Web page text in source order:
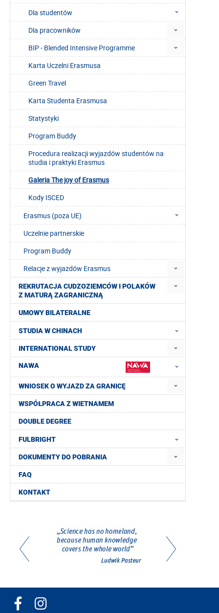
Dla studentów
Dla pracowników
BIP - Blended Intensive Programme
Karta Uczelni Erasmusa
Green Travel
Karta Studenta Erasmusa
Statystyki
Program Buddy
Procedura realizacji wyjazdów studentów na
studia i praktyki Erasmus
Galeria The joy of Erasmus
Kody ISCED
Erasmus (poza UE)
Uczelnie partnerskie
Program Buddy
Relacje z wyjazdów Erasmus
REKRUTACJA CUDZOZIEMCÓW I POLAKÓW
Z MATURĄ ZAGRANICZNĄ
UMOWY BILATERALNE
STUDIA W CHINACH
INTERNATIONAL STUDY
NAWA
WNIOSEK O WYJAZD ZA GRANICĘ
WSPÓŁPRACA Z WIETNAMEM
DOUBLE DEGREE
FULBRIGHT
DOKUMENTY DO POBRANIA
FAQ
KONTAKT